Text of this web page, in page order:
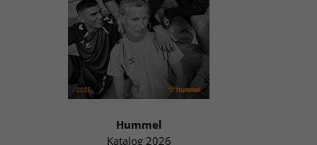
Hummel
Katalog 2026